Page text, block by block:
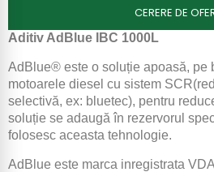
CERERE DE
Aditiv AdBlue IBC 1000L
AdBlue® este o soluție apoasă, pe
motoarele diesel cu sistem
selectivă, ex: bluetec), pentru
soluție se adaugă în rezervorul
folosesc aceasta tehnologie.
AdBlue este marca inregistrata